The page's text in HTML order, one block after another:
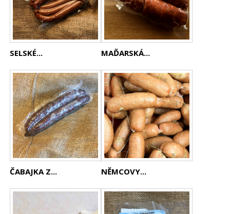
SELSKÉ... MAĎARSKÁ...
ČABAJKA Z... NĚMCOVY...